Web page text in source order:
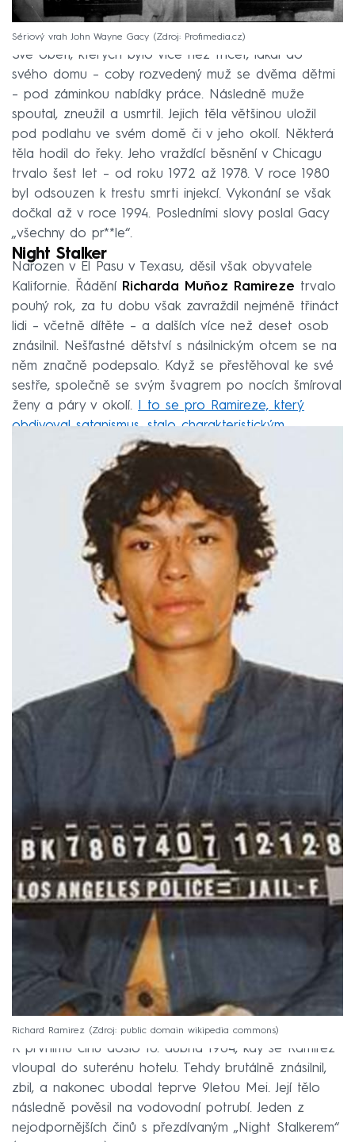
Sériový vrah John Wayne Gacy Zdroj: Profimedia.cz
Své oběti, kterých bylo více než třicet, lákal do
svého domu – coby rozvedený muž se dvěma dětmi
– pod záminkou nabídky práce. Následně muže
spoutal, zneužil a usmrtil. Jejich těla většinou uložil
pod podlahu ve svém domě či v jeho okolí. Některá
těla hodil do řeky. Jeho vraždící běsnění v Chicagu
trvalo šest let – od roku 1972 až 1978. V roce 1980
byl odsouzen k trestu smrti injekcí. Vykonání se však
dočkal až v roce 1994. Posledními slovy poslal Gacy
„všechny do pr**le“.
Night Stalker
Narozen v El Pasu v Texasu, děsil však obyvatele
Kalifornie. Řádění Richarda Muňoz Ramireze trvalo
pouhý rok, za tu dobu však zavraždil nejméně třináct
lidi – včetně dítěte – a dalších více než deset osob
znásilnil. Nešťastné dětství s násilnickým otcem se na
něm značně podepsalo. Když se přestěhoval ke své
sestře, společně se svým švagrem po nocích šmíroval
ženy a páry v okolí.
I to se pro Ramireze, který
obdivoval satanismus, stalo charakteristickým.
Richard Ramirez Zdroj: public domain wikipedia commons
K prvnímu činu došlo 10. dubna 1984, kdy se Ramirez
vloupal do suterénu hotelu. Tehdy brutálně znásilnil,
zbil, a nakonec ubodal teprve 9letou Mei. Její tělo
následně pověsil na vodovodní potrubí. Jeden z
nejodpornějších činů s přezdívaným „Night Stalkerem“